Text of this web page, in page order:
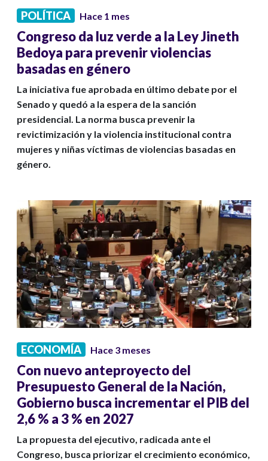
POLÍTICA Hace 1 mes
Congreso da luz verde a la Ley Jineth
Bedoya para prevenir violencias
basadas en género
La iniciativa fue aprobada en último debate por el
Senado y quedó a la espera de la sanción
presidencial. La norma busca prevenir la
revictimización y la violencia institucional contra
mujeres y niñas víctimas de violencias basadas en
género.
ECONOMÍA Hace 3 meses
Con nuevo anteproyecto del
Presupuesto General de la Nación,
Gobierno busca incrementar el PIB del
2,6 % a 3 % en 2027
La propuesta del ejecutivo, radicada ante el
Congreso, busca priorizar el crecimiento económico,